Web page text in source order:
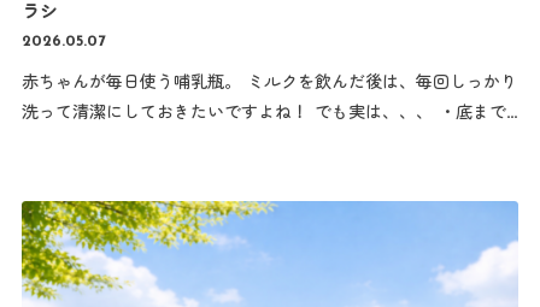
ラシ
2026.05.07
赤ちゃんが毎日使う哺乳瓶。 ミルクを飲んだ後は、毎回しっかり
洗って清潔にしておきたいですよね！ でも実は、、、 ・底まで
リコン哺乳瓶ブラシ。 毎日使うものだからこそ“洗いやすさ”にこ
だわったアイテムをご紹介します
要？ 哺乳瓶の中には、ミルクの脂分や汚れが残りやすく、水だけ
ではしっかり落としきれません。 特に、 ・哺乳瓶の底 ・カーブ